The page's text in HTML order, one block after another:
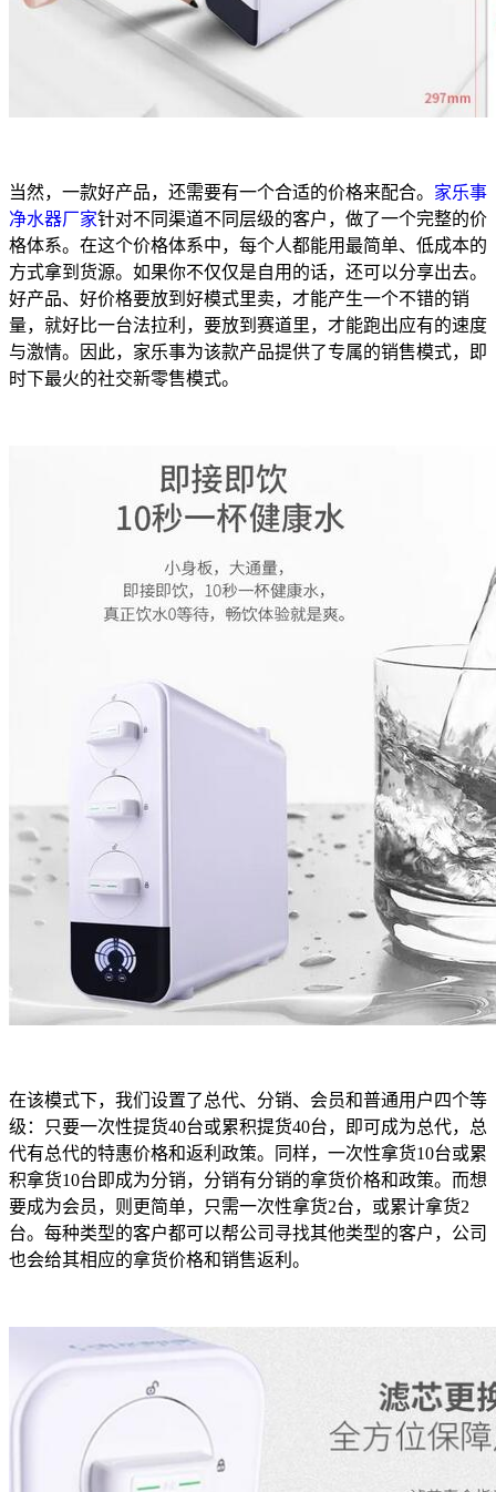
当然，一款好产品，还需要有一个合适的价格来配合。 家乐事
净水器厂家针对不同渠道不同层级的客户，做了一个完整的价
格体系。在这个价格体系中，每个人都能用最简单、低成本的
方式拿到货源。如果你不仅仅是自用的话，还可以分享出去。
好产品、好价格要放到好模式里卖，才能产生一个不错的销
量，就好比一台法拉利，要放到赛道里，才能跑出应有的速度
与激情。因此，家乐事为该款产品提供了专属的销售模式，即
时下最火的社交新零售模式。
在该模式下，我们设置了总代、分销、会员和普通用户四个等
级：只要一次性提货40台或累积提货40台，即可成为总代，总
代有总代的特惠价格和返利政策。同样，一次性拿货10台或累
积拿货10台即成为分销，分销有分销的拿货价格和政策。而想
要成为会员，则更简单，只需一次性拿货2台，或累计拿货2
台。每种类型的客户都可以帮公司寻找其他类型的客户，公司
也会给其相应的拿货价格和销售返利。